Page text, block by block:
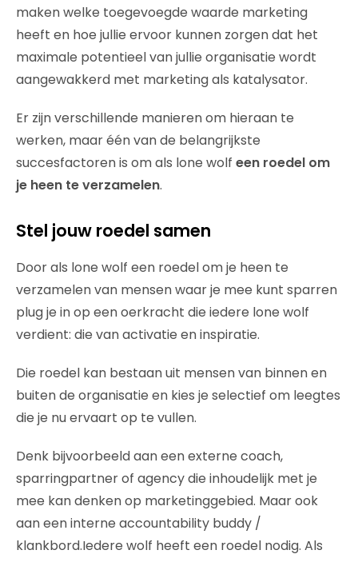
maken welke toegevoegde waarde marketing
heeft en hoe jullie ervoor kunnen zorgen dat het
maximale potentieel van jullie organisatie wordt
aangewakkerd met marketing als katalysator.
Er zijn verschillende manieren om hieraan te
werken, maar één van de belangrijkste
succesfactoren is om als lone wolf een roedel om
je heen te verzamelen.
Stel jouw roedel samen
Door als lone wolf een roedel om je heen te
verzamelen van mensen waar je mee kunt sparren
plug je in op een oerkracht die iedere lone wolf
verdient: die van activatie en inspiratie.
Die roedel kan bestaan uit mensen van binnen en
buiten de organisatie en kies je selectief om leegtes
die je nu ervaart op te vullen.
Denk bijvoorbeeld aan een externe coach,
sparringpartner of agency die inhoudelijk met je
mee kan denken op marketinggebied. Maar ook
aan een interne accountability buddy /
klankbord.Iedere wolf heeft een roedel nodig. Als